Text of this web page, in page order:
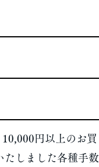
10,000円以上のお買
たしました各種手数